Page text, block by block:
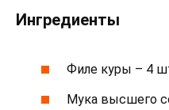
Ингредиенты
Филе куры – 4
Мука высшего